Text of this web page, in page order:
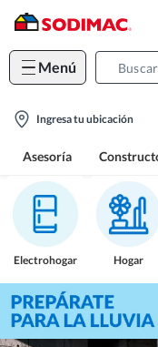
Menú
location-
Ingresa tu ubicación
Asesoría
Electrohogar Hogar